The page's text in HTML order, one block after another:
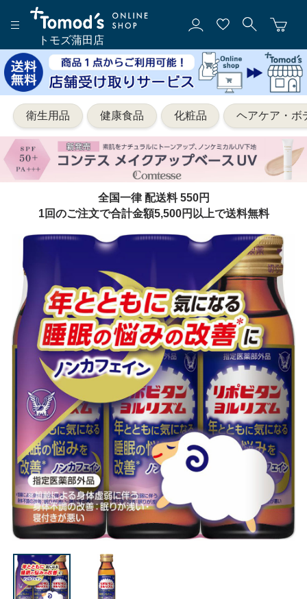
トモズ蒲田店
衛生用品 健康食品 化粧品 ヘアケア・ボ
全国一律 配送料 550円
1回のご注文で合計金額5,500円以上で送料無料